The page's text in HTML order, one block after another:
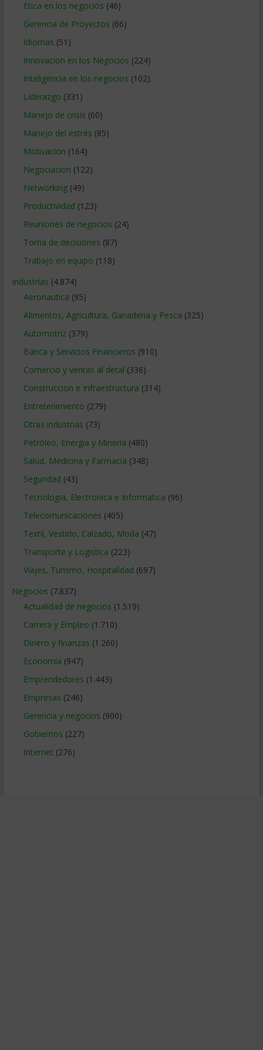
Etica en los negocios (46)
Gerencia de Proyectos (66)
Idiomas (51)
Innovacion en los Negocios (224)
Inteligencia en los negocios (102)
Liderazgo (331)
Manejo de crisis (60)
Manejo del estrés (85)
Motivacion (164)
Negociacion (122)
Networking(49)
Productividad (123)
Reuniones de negocios (24)
Toma de decisiones (87)
Trabajo en equipo (118)
Industrias (4.874)
Aeronautica (95)
Alimentos, Agricultura, Ganaderia y Pesca (325)
Automotriz(379)
Banca y Servicios Financieros (910)
Comercio y ventas al detal (336)
Construccion e Infraestructura (314)
Entretenimiento (279)
Otras industrias (73)
Petroleo, Energia y Mineria (480)
Salud, Medicina y Farmacia (348)
Seguridad (43)
Tecnologia, Electronica e Informatica (96)
Telecomunicaciones (405)
Textil, Vestido, Calzado, Moda (47)
Transporte y Logistica (223)
Viajes, Turismo, Hospitalidad (697)
Negocios (7.837)
Actualidad de negocios (1.519)
Carrera y Empleo (1.710)
Dinero y finanzas (1.260)
Economía (947)
Emprendedores (1.443)
Empresas (246)
Gerencia y negocios (900)
Gobiernos (227)
Internet (276)